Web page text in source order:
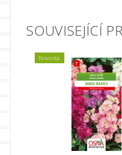
SOUVISEJÍCÍ
Novinka